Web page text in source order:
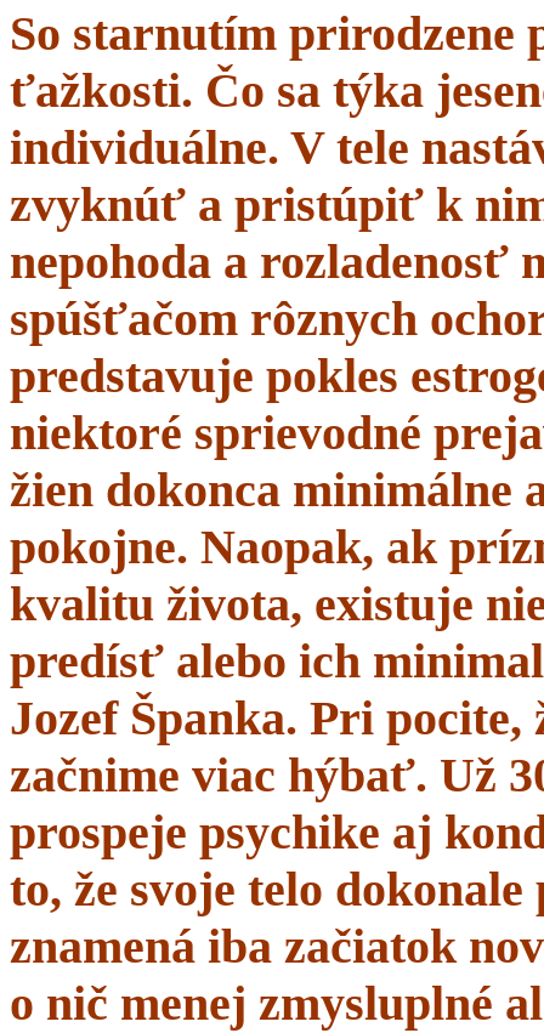
So starnutím prirodzene
ťažkosti. Čo sa týka
individuálne. V tele
zvyknúť a pristúpiť k
nepohoda a
spúšťačom rôznych
predstavuje pokles
niektoré sprievodné
žien dokonca minimálne
pokojne. Naopak, ak
kvalitu života, existuje
predísť alebo ich
Jozef Španka. Pri
začnime viac hýbať. Už
prospeje psychike aj
to, že svoje telo dokonale
znamená iba začiatok
o nič menej zmysluplné